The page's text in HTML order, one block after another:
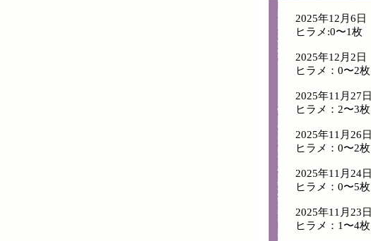
2025年12月6日
ヒラメ:0〜1枚
2025年12月2日
ヒラメ：0〜2枚
2025年11月27日
ヒラメ：2〜3枚
2025年11月26日
ヒラメ：0〜2枚
2025年11月24日
ヒラメ：0〜5枚
2025年11月23日
ヒラメ：1〜4枚